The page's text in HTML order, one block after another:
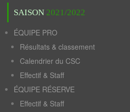
SAISON 2021/2022
ÉQUIPE PRO
Résultats & classement
Calendrier du CSC
Effectif & Staff
ÉQUIPE RÉSERVE
Effectif & Staff